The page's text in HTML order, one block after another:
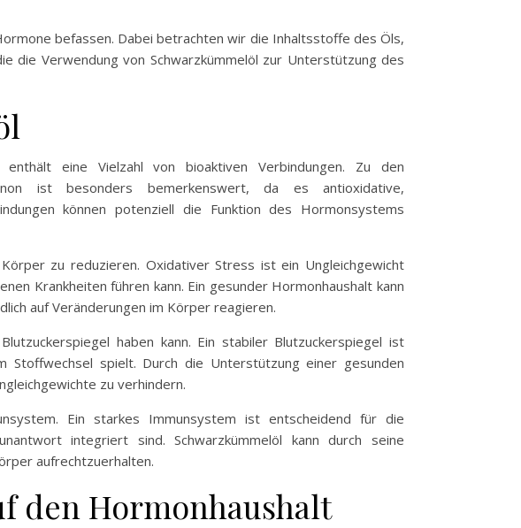
befassen. Dabei betrachten wir die Inhaltsstoffe des Öls,
die Verwendung von Schwarzkümmelöl zur Unterstützung des
eine Vielzahl von bioaktiven Verbindungen. Zu den
ist besonders bemerkenswert, da es antioxidative,
können potenziell die Funktion des Hormonsystems
zu reduzieren. Oxidativer Stress ist ein Ungleichgewicht
Krankheiten führen kann. Ein gesunder Hormonhaushalt kann
auf Veränderungen im Körper reagieren.
haben kann. Ein stabiler Blutzuckerspiegel ist
Stoffwechsel spielt. Durch die Unterstützung einer gesunden
zu verhindern.
Ein starkes Immunsystem ist entscheidend für die
integriert sind. Schwarzkümmelöl kann durch seine
aufrechtzuerhalten.
den Hormonhaushalt